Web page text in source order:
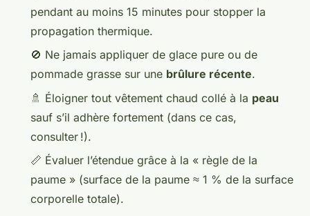
pendant au moins 15 minutes pour stopper la
propagation thermique.
🚫 Ne jamais appliquer de glace pure ou de
pommade grasse sur une brûlure récente.
🚿 Éloigner tout vêtement chaud collé à la peau
sauf s’il adhère fortement (dans ce cas,
consulter !).
📏 Évaluer l’étendue grâce à la « règle de la
paume » (surface de la paume ≈ 1 % de la surface
corporelle totale).